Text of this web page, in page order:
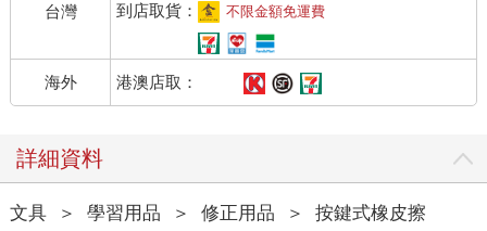
台灣
到店取貨：
不限金額免運費
海外 港澳店取：
詳細資料
文具 ＞ 學習用品 ＞ 修正用品 ＞ 按鍵式橡皮擦